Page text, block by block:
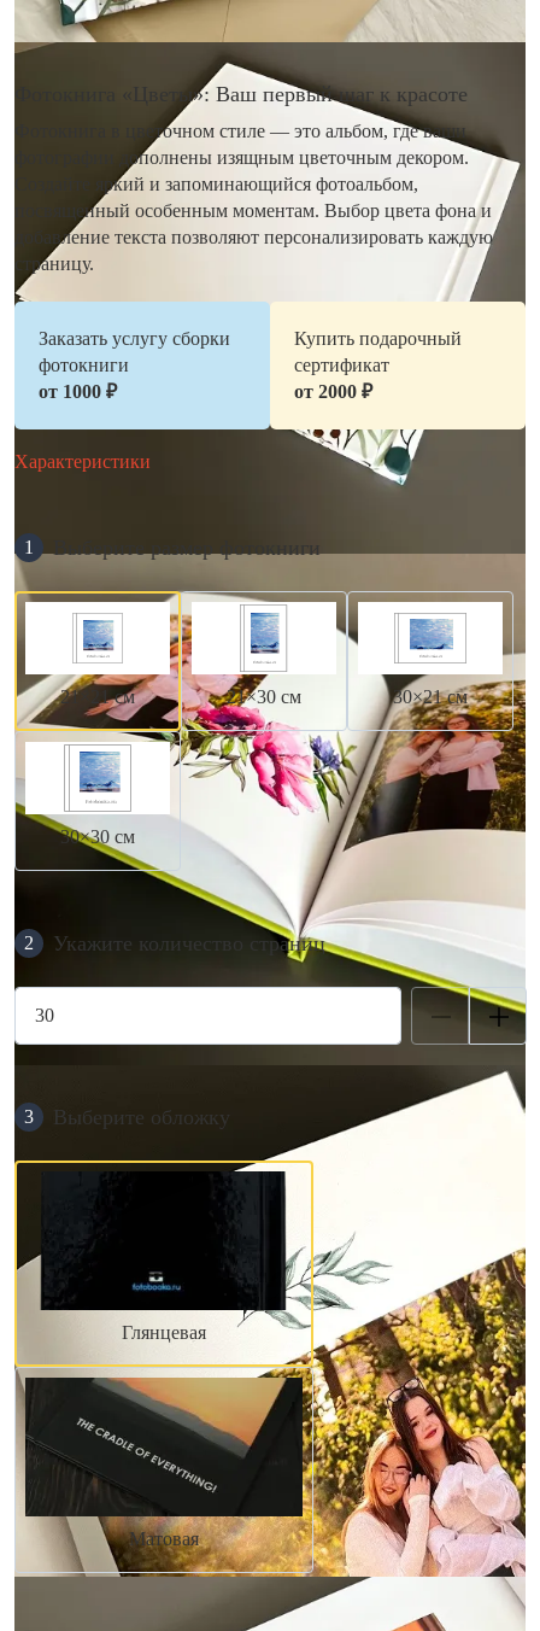
Фотокнига «Цветы»: Ваш первый шаг к красоте
Фотокнига в цветочном стиле — это альбом, где ваши
фотографии дополнены изящным цветочным декором.
Создайте яркий и запоминающийся фотоальбом,
посвященный особенным моментам. Выбор цвета фона и
добавление текста позволяют персонализировать каждую
страницу.
Заказать услугу сборки
фотокниги
от 1000 ₽
Купить подарочный
сертификат
от 2000 ₽
Характеристики
1 Выберите размер фотокниги
21×21 см 21×30 см 30×21 см
30×30 см
2 Укажите количество страниц
3 Выберите обложку
Глянцевая
Матовая